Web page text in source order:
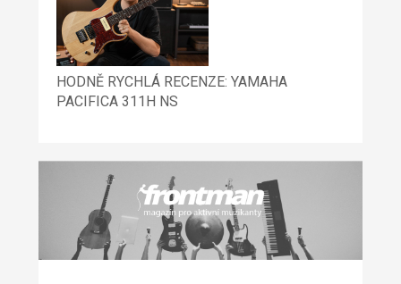
HODNĚ RYCHLÁ RECENZE: YAMAHA
PACIFICA 311H NS